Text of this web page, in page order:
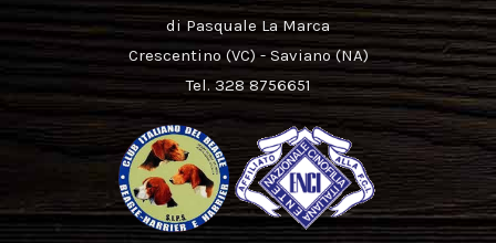
di Pasquale La Marca
Crescentino (VC) - Saviano (NA)
Tel. 328 8756651